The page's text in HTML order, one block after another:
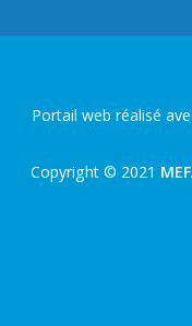
Portail web réalisé
Copyright © 2021